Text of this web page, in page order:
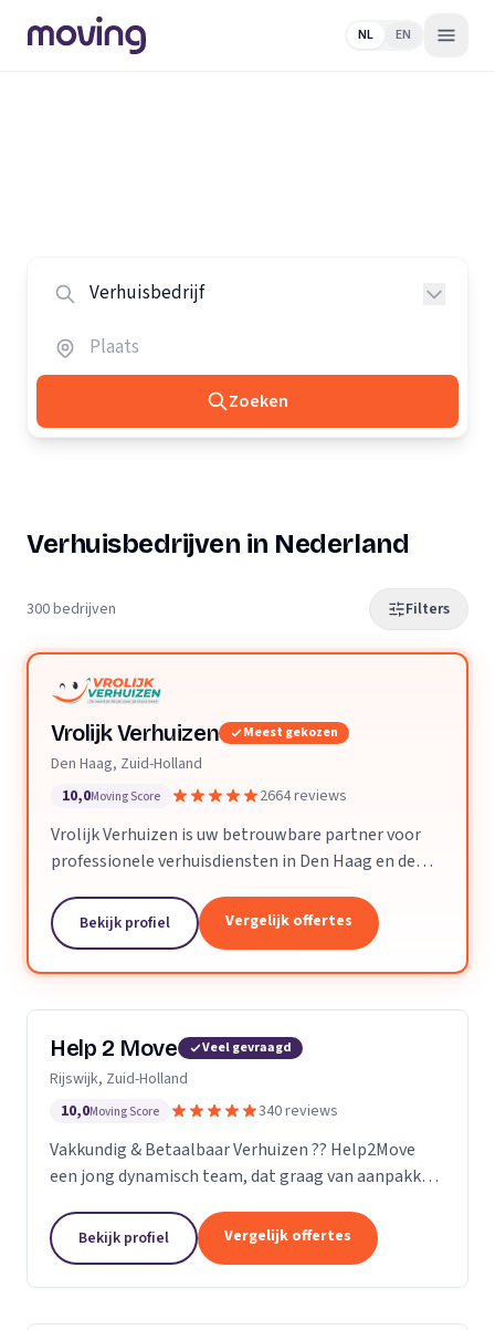
NL EN
Zoeken
Verhuisbedrijven in Nederland
300 bedrijven Filters
Vrolijk Verhuizen Meest gekozen
Den Haag, Zuid-Holland
10,0Moving Score 2664 reviews
Vrolijk Verhuizen is uw betrouwbare partner voor
professionele verhuisdiensten in Den Haag en de
ervaring en een toegewijd team zorgen wij ervoor
dat uw verhuizing soepel en zorgeloos verloopt.
Bekijk profiel Vergelijk offertes
Help 2 Move Veel gevraagd
Rijswijk, Zuid-Holland
10,0Moving Score 340 reviews
Vakkundig & Betaalbaar Verhuizen ?? Help2Move
een jong dynamisch team, dat graag van aanpakken
Vraag naar de mogelijkheden.
Bekijk profiel Vergelijk offertes